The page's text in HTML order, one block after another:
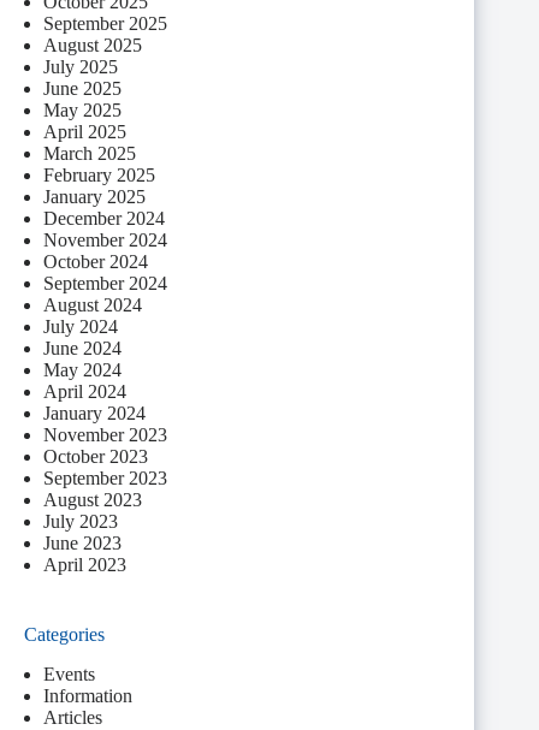
September 2025
August 2025
July 2025
June 2025
May 2025
April 2025
March 2025
February 2025
January 2025
December 2024
November 2024
October 2024
September 2024
August 2024
July 2024
June 2024
May 2024
April 2024
January 2024
November 2023
October 2023
September 2023
August 2023
July 2023
June 2023
April 2023
Categories
Events
Information
Articles